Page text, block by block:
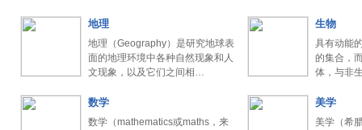
地理
地理（Geography）是研究地球表
面的地理环境中各种自然现象和人
文现象，以及它们之间相…
生物
具有动能
的集合，
体，与非
数学
数学（mathematics或maths，来
美学
美学（希